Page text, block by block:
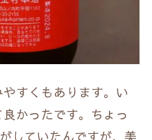
すくもあります。い
かったです。ちょっ
していたんですが、美